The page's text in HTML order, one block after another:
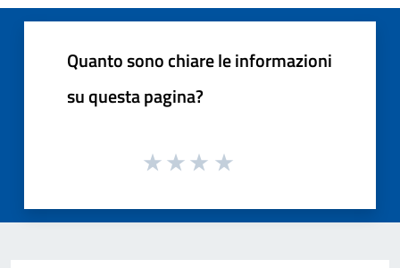
Quanto sono chiare le informazioni
su questa pagina?